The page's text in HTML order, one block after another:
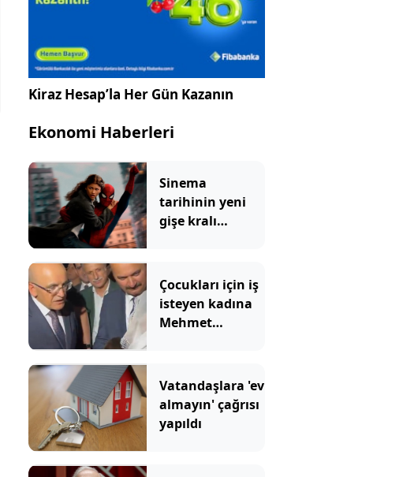
Kiraz Hesap’la Her Gün Kazanın
Ekonomi Haberleri
Sinema
tarihinin yeni
gişe kralı
geçti
Çocukları için iş
isteyen kadına
Mehmet
Vatandaşlara 'ev
almayın' çağrısı
yapıldı